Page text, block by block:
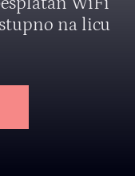
na licu